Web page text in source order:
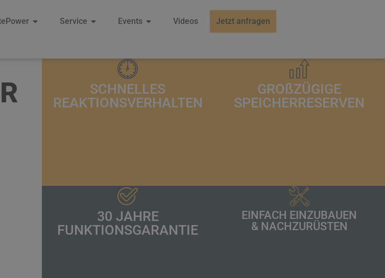
Service Events Videos Jetzt anfragen
SCHNELLES
REAKTIONSVERHALTEN
GROßZÜGIGE
SPEICHERRESERVEN
30 JAHRE
FUNKTIONSGARANTIE
EINFACH EINZUBAUEN
& NACHZURÜSTEN